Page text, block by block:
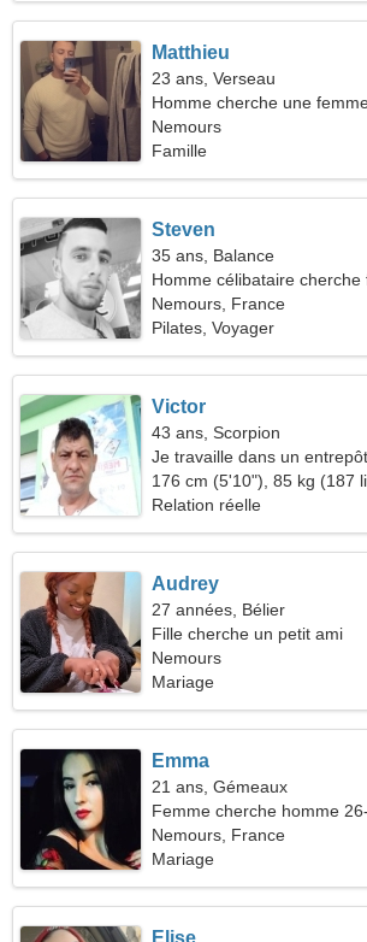
Matthieu
23 ans, Verseau
Homme cherche une
Nemours
Famille
Steven
35 ans, Balance
Homme célibataire cherche
Nemours, France
Pilates, Voyager
Victor
43 ans, Scorpion
Je travaille dans un
femme fantastique
176 cm (5'10"), 85 kg (187
Relation réelle
Audrey
27 années, Bélier
Fille cherche un petit ami
Nemours
Mariage
Emma
21 ans, Gémeaux
Femme cherche homme
Nemours, France
Mariage
Elise